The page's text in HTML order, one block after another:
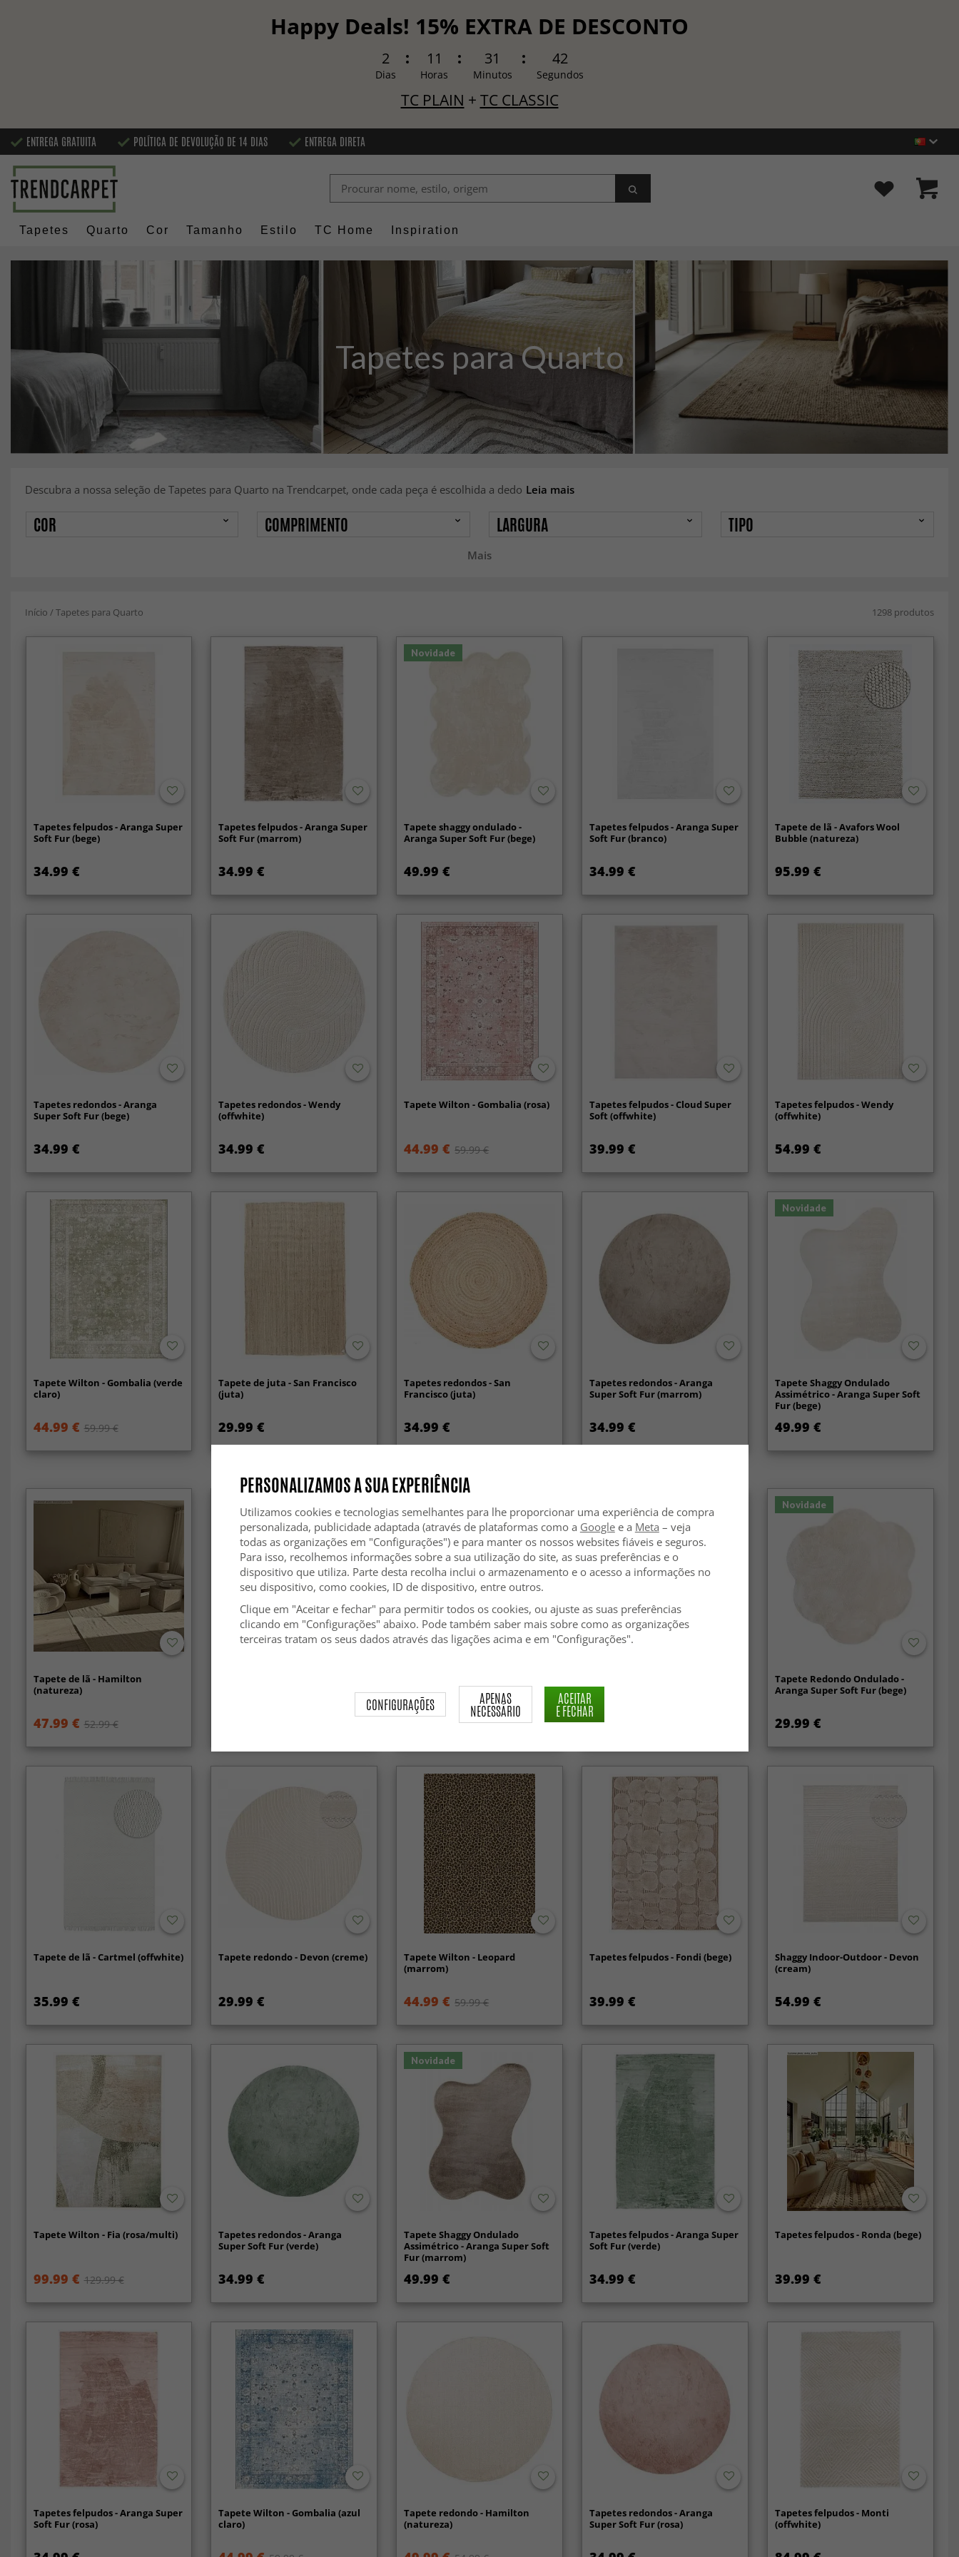
Happy Deals! 15% EXTRA DE DESCONTO
2
Dias
11
Horas
31
Minutos
40
Segundos
TC PLAIN + TC CLASSIC
ENTREGA GRATUITA POLÍTICA DE DEVOLUÇÃO DE 14 DIAS ENTREGA DIRETA
Tapetes Quarto Cor Tamanho Estilo TC Home Inspiration
Tapetes para Quarto
Descubra a nossa seleção de Tapetes para Quarto na Trendcarpet, onde cada peça é escolhida a dedo Leia mais
Mais
COR COMPRIMENTO LARGURA TIPO
Início /Tapetes para Quarto 1298 produtos
Tapetes felpudos - Aranga Super
Soft Fur (bege)
34.99 €
Tapetes felpudos - Aranga Super
Soft Fur (marrom)
34.99 €
Novidade
Tapete shaggy ondulado -
Aranga Super Soft Fur (bege)
49.99 €
Tapetes felpudos - Aranga Super
Soft Fur (branco)
34.99 €
Tapete de lã - Avafors Wool
Bubble (natureza)
95.99 €
Tapetes redondos - Aranga
Super Soft Fur (bege)
34.99 €
Tapetes redondos - Wendy
(offwhite)
34.99 €
Tapete Wilton - Gombalia (rosa)
44.99 € 59.99 €
Tapetes felpudos - Cloud Super
Soft (offwhite)
39.99 €
Tapetes felpudos - Wendy
(offwhite)
54.99 €
Tapete Wilton - Gombalia (verde
claro)
44.99 € 59.99 €
Tapete de juta - San Francisco
(juta)
29.99 €
Tapetes redondos - San
Francisco (juta)
34.99 €
Tapetes redondos - Aranga
Super Soft Fur (marrom)
34.99 €
Novidade
Tapete Shaggy Ondulado
Assimétrico - Aranga Super Soft
Fur (bege)
49.99 €
Tapete de lã - Hamilton
(natureza)
47.99 € 52.99 €
-30%
Soft Fur (cinza)
Soft (taupe)
39.99 €
Novidade
Tapete Redondo Ondulado -
Aranga Super Soft Fur (bege)
29.99 €
Tapete de lã - Cartmel (offwhite)
35.99 €
Tapete redondo - Devon (creme)
29.99 €
Tapete Wilton - Leopard
(marrom)
44.99 € 59.99 €
Tapetes felpudos - Fondi (bege)
39.99 €
Shaggy Indoor-Outdoor - Devon
(cream)
54.99 €
Tapete Wilton - Fia (rosa/multi)
99.99 € 129.99 €
Tapetes redondos - Aranga
Super Soft Fur (verde)
34.99 €
Novidade
Tapete Shaggy Ondulado
Assimétrico - Aranga Super Soft
Fur (marrom)
49.99 €
Tapetes felpudos - Aranga Super
Soft Fur (verde)
34.99 €
Tapetes felpudos - Ronda (bege)
39.99 €
Tapetes felpudos - Aranga Super
Soft Fur (rosa)
Tapete Wilton - Gombalia (azul
claro)
Tapete redondo - Hamilton
(natureza)
Tapetes redondos - Aranga
Super Soft Fur (rosa)
Tapetes felpudos - Monti
(offwhite)
PERSONALIZAMOS A SUA EXPERIÊNCIA
Utilizamos cookies e tecnologias semelhantes para lhe proporcionar uma experiência de compra
personalizada, publicidade adaptada (através de plataformas como a Googlee a Meta – veja
todas as organizações em "Configurações") e para manter os nossos websites fiáveis e seguros.
Para isso, recolhemos informações sobre a sua utilização do site, as suas preferências e o
dispositivo que utiliza. Parte desta recolha inclui o armazenamento e o acesso a informações no
seu dispositivo, como cookies, ID de dispositivo, entre outros.
Clique em "Aceitar e fechar" para permitir todos os cookies, ou ajuste as suas preferências
clicando em "Configurações" abaixo. Pode também saber mais sobre como as organizações
terceiras tratam os seus dados através das ligações acima e em "Configurações".
CONFIGURAÇÕES APENAS
NECESSÁRIO
ACEITAR
E FECHAR